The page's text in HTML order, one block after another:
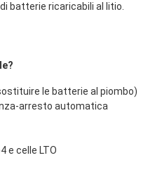
batterie ricaricabili al litio.
le batterie al piombo)
arresto automatica
e celle LTO